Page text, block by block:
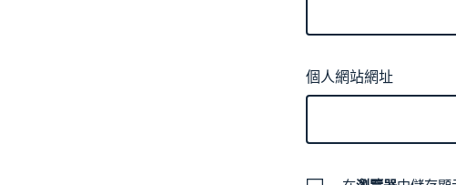
個人網站網址